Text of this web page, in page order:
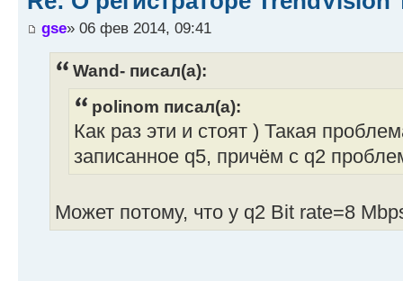
gse» 06 фев 2014, 09:41
Wand- писал(а):
polinom писал(а):
Как раз эти и стоят ) Такая
записанное q5, причём с q2
Может потому, что у q2 Bit rate=8